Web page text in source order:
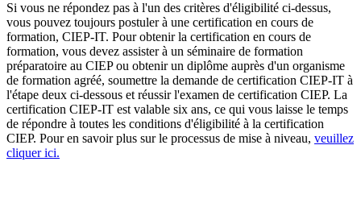
Si vous ne répondez pas à l'un des critères d'éligibilité ci-dessus,
vous pouvez toujours postuler à une certification en cours de
formation, CIEP-IT. Pour obtenir la certification en cours de
formation, vous devez assister à un séminaire de formation
préparatoire au CIEP ou obtenir un diplôme auprès d'un organisme
de formation agréé, soumettre la demande de certification CIEP-IT à
l'étape deux ci-dessous et réussir l'examen de certification CIEP. La
certification CIEP-IT est valable six ans, ce qui vous laisse le temps
de répondre à toutes les conditions d'éligibilité à la certification
CIEP. Pour en savoir plus sur le processus de mise à niveau, veuillez
cliquer ici.